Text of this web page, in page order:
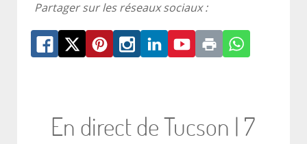
Partager sur les réseaux sociaux :
En direct de Tucson | 7